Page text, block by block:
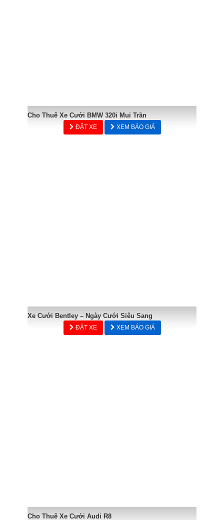
Cho Thuê Xe Cưới BMW 320i Mui Trần
ĐẶT XE XEM BÁO GIÁ
Xe Cưới Bentley – Ngày Cưới Siêu Sang
ĐẶT XE XEM BÁO GIÁ
Cho Thuê Xe Cưới Audi R8